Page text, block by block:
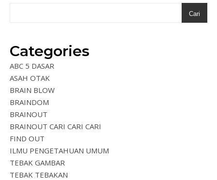
Cari
Categories
ABC 5 DASAR
ASAH OTAK
BRAIN BLOW
BRAINDOM
BRAINOUT
BRAINOUT CARI CARI CARI
FIND OUT
ILMU PENGETAHUAN UMUM
TEBAK GAMBAR
TEBAK TEBAKAN